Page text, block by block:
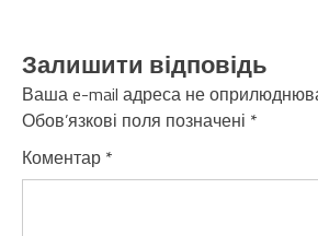
Залишити відповідь
Ваша e-mail адреса не
Обов’язкові поля позначені *
Коментар *